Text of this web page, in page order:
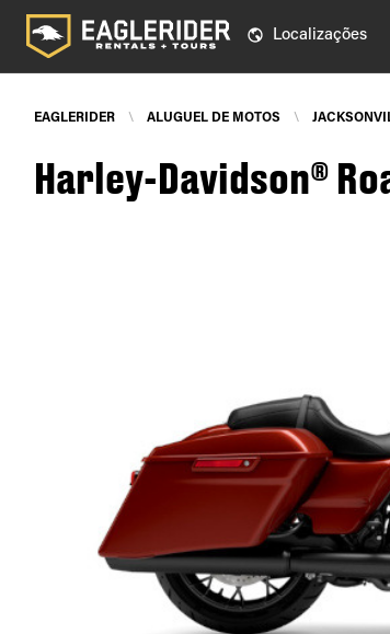
Localizações
EAGLERIDER \ ALUGUEL DE MOTOS \
Harley-Davidson®